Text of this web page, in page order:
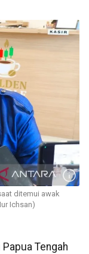
ditemui awak
Ichsan)
Tengah